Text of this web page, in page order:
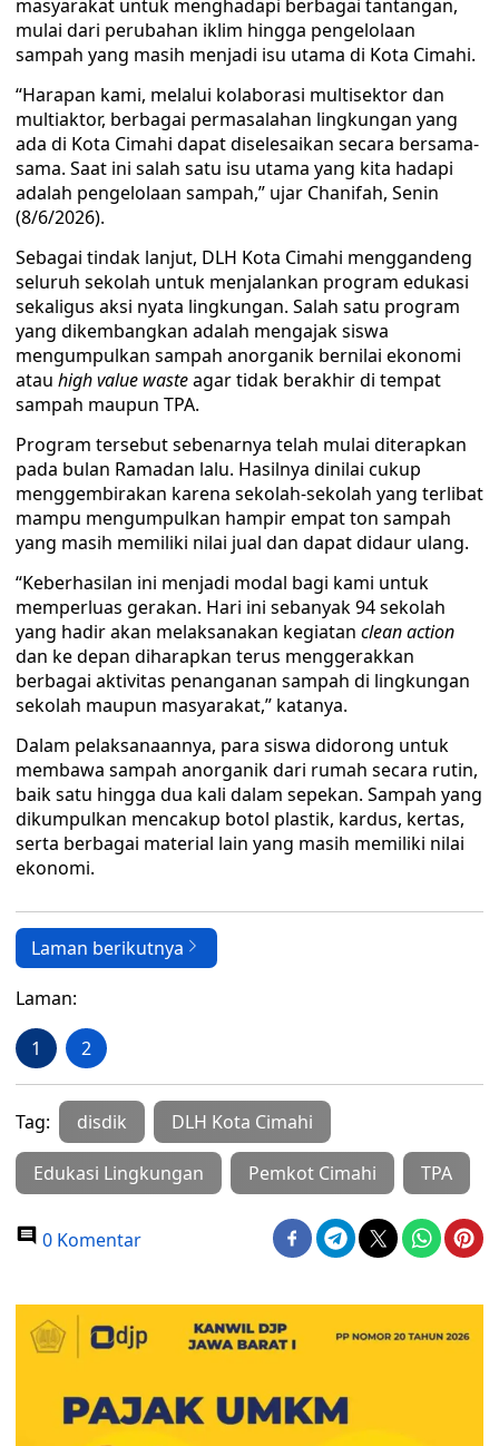
masyarakat untuk menghadapi berbagai tantangan,
mulai dari perubahan iklim hingga pengelolaan
sampah yang masih menjadi isu utama di Kota Cimahi.
“Harapan kami, melalui kolaborasi multisektor dan
multiaktor, berbagai permasalahan lingkungan yang
ada di Kota Cimahi dapat diselesaikan secara bersama-
sama. Saat ini salah satu isu utama yang kita hadapi
adalah pengelolaan sampah,” ujar Chanifah, Senin
(8/6/2026).
Sebagai tindak lanjut, DLH Kota Cimahi menggandeng
seluruh sekolah untuk menjalankan program edukasi
sekaligus aksi nyata lingkungan. Salah satu program
yang dikembangkan adalah mengajak siswa
mengumpulkan sampah anorganik bernilai ekonomi
atau high value wasteagar tidak berakhir di tempat
sampah maupun TPA.
Program tersebut sebenarnya telah mulai diterapkan
pada bulan Ramadan lalu. Hasilnya dinilai cukup
menggembirakan karena sekolah-sekolah yang terlibat
mampu mengumpulkan hampir empat ton sampah
yang masih memiliki nilai jual dan dapat didaur ulang.
“Keberhasilan ini menjadi modal bagi kami untuk
memperluas gerakan. Hari ini sebanyak 94 sekolah
yang hadir akan melaksanakan kegiatan clean action
dan ke depan diharapkan terus menggerakkan
berbagai aktivitas penanganan sampah di lingkungan
sekolah maupun masyarakat,” katanya.
Dalam pelaksanaannya, para siswa didorong untuk
membawa sampah anorganik dari rumah secara rutin,
baik satu hingga dua kali dalam sepekan. Sampah yang
dikumpulkan mencakup botol plastik, kardus, kertas,
serta berbagai material lain yang masih memiliki nilai
ekonomi.
Laman berikutnya
Laman:
1 2
Tag: disdik DLH Kota Cimahi
Edukasi Lingkungan Pemkot Cimahi TPA
0 Komentar